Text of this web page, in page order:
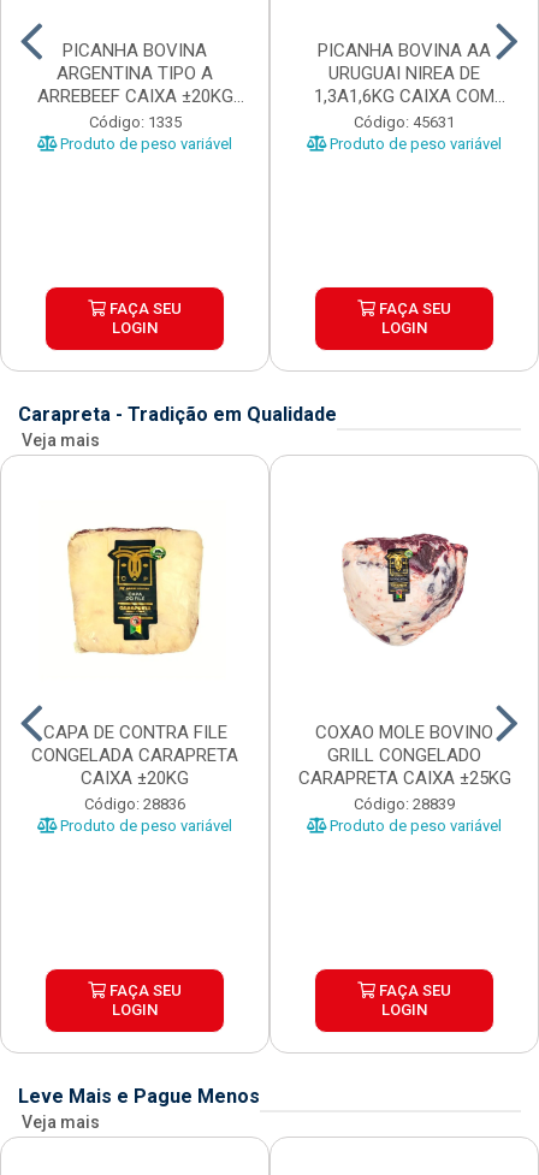
PICANHA BOVINA
ARGENTINA TIPO A
ARREBEEF CAIXA ±20KG
PEÇAS 1...
Código: 1335
Produto de peso variável
FAÇA SEU
LOGIN
PICANHA BOVINA AA
URUGUAI NIREA DE
1,3A1,6KG CAIXA COM
±15KG
Código: 45631
Produto de peso variável
FAÇA SEU
LOGIN
Carapreta - Tradição em Qualidade
Veja mais
CAPA DE CONTRA FILE
CONGELADA CARAPRETA
CAIXA ±20KG
Código: 28836
Produto de peso variável
FAÇA SEU
LOGIN
COXAO MOLE BOVINO
GRILL CONGELADO
CARAPRETA CAIXA ±25KG
Código: 28839
Produto de peso variável
FAÇA SEU
LOGIN
Leve Mais e Pague Menos
Veja mais